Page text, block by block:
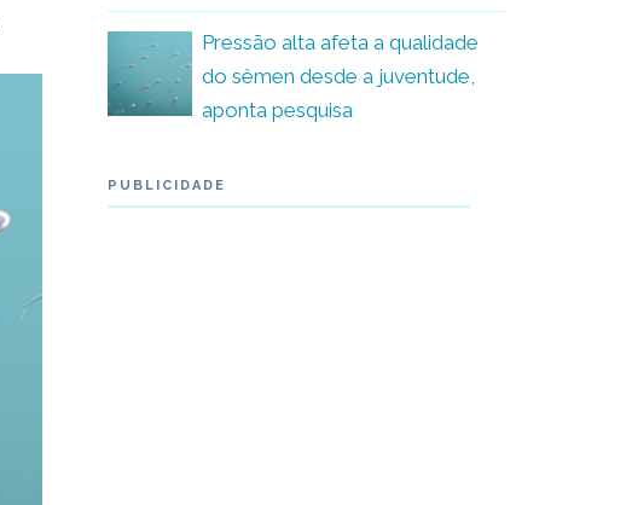
Pressão alta afeta a qualidade
do sêmen desde a juventude,
aponta pesquisa
PUBLICIDADE